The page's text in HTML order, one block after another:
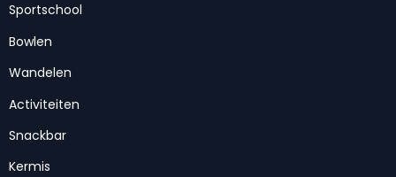
Sportschool
Bowlen
Wandelen
Activiteiten
Snackbar
Kermis